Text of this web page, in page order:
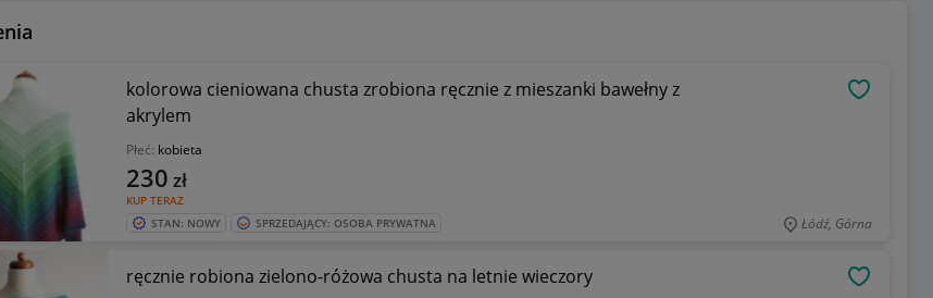
kolorowa cieniowana chusta zrobiona ręcznie z mieszanki bawełny z
akrylem
Płeć: kobieta
KUP TERAZ
230 zł
STAN: NOWY SPRZEDAJĄCY: OSOBA PRYWATNA Łódź, Górna
ręcznie robiona zielono-różowa chusta na letnie wieczory